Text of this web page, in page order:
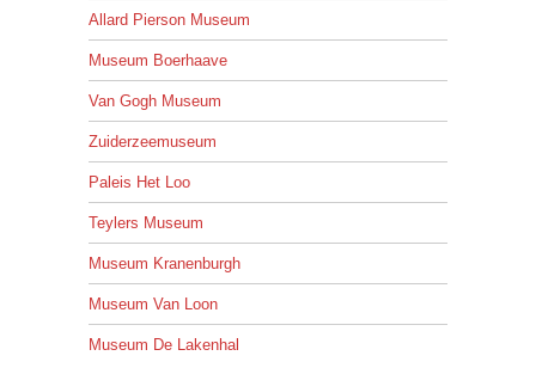
Allard Pierson Museum
Museum Boerhaave
Van Gogh Museum
Zuiderzeemuseum
Paleis Het Loo
Teylers Museum
Museum Kranenburgh
Museum Van Loon
Museum De Lakenhal